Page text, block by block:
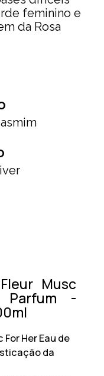
feminino e
da Rosa
Musc
-
Her Eau de
da